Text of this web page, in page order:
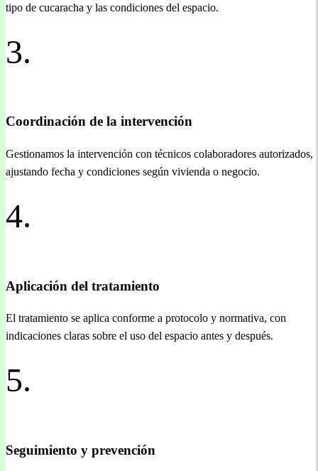
tipo de cucaracha y las condiciones del espacio.
3.
Coordinación de la intervención
Gestionamos la intervención con técnicos colaboradores autorizados,
ajustando fecha y condiciones según vivienda o negocio.
4.
Aplicación del tratamiento
El tratamiento se aplica conforme a protocolo y normativa, con
indicaciones claras sobre el uso del espacio antes y después.
5.
Seguimiento y prevención